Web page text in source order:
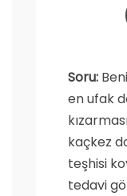
Soru:
en ufak
kaçkez
teşhisi
tedavi